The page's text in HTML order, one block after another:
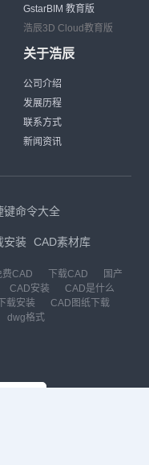
GstarBIM 教育版
浩辰3D Cloud教育版
关于浩辰
公司介绍
发展历程
联系方式
新闻资讯
键命令大全
安装 CAD素材库
费CAD 下载CAD
国产
CAD安装
CAD是什么
载安装
CAD图纸下载
dwg格式